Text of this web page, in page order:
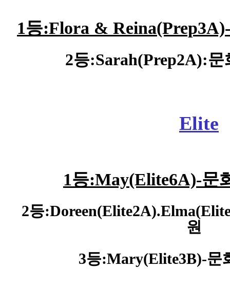
1등:Flora &
2등:Sarah(Prep2A):문
Elite
1등:May(Elite6A)-문
2등
원
3등:Mary(Elite3B)-문